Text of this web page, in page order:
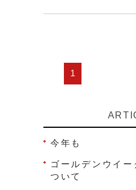
1
今年も
ゴールデンウイー
ついて